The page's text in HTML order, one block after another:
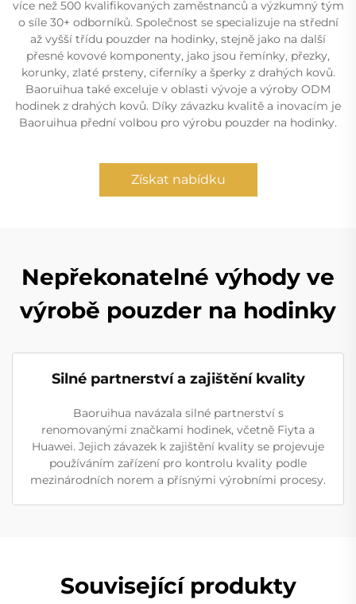
více než 500 kvalifikovaných zaměstnanců a výzkumný tým
o síle 30+ odborníků. Společnost se specializuje na střední
až vyšší třídu pouzder na hodinky, stejně jako na další
přesné kovové komponenty, jako jsou řemínky, přezky,
korunky, zlaté prsteny, ciferníky a šperky z drahých kovů.
Baoruihua také exceluje v oblasti vývoje a výroby ODM
hodinek z drahých kovů. Díky závazku kvalitě a inovacím je
Baoruihua přední volbou pro výrobu pouzder na hodinky.
Získat nabídku
Nepřekonatelné výhody ve
výrobě pouzder na hodinky
Silné partnerství a zajištění kvality
Baoruihua navázala silné partnerství s
renomovanými značkami hodinek, včetně Fiyta a
Huawei. Jejich závazek k zajištění kvality se projevuje
používáním zařízení pro kontrolu kvality podle
mezinárodních norem a přísnými výrobními procesy.
Související produkty